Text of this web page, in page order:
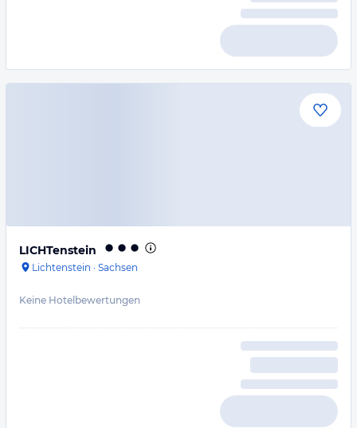
LICHTenstein
Lichtenstein · Sachsen
Keine Hotelbewertungen